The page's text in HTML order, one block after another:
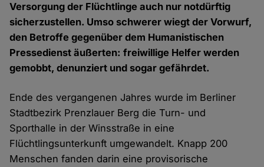
Versorgung der Flüchtlinge auch nur notdürftig
sicherzustellen. Umso schwerer wiegt der Vorwurf,
den Betroffe gegenüber dem Humanistischen
Pressedienst äußerten: freiwillige Helfer werden
gemobbt, denunziert und sogar gefährdet.
Ende des vergangenen Jahres wurde im Berliner
Stadtbezirk Prenzlauer Berg die Turn- und
Sporthalle in der Winsstraße in eine
Flüchtlingsunterkunft umgewandelt. Knapp 200
Menschen fanden darin eine provisorische